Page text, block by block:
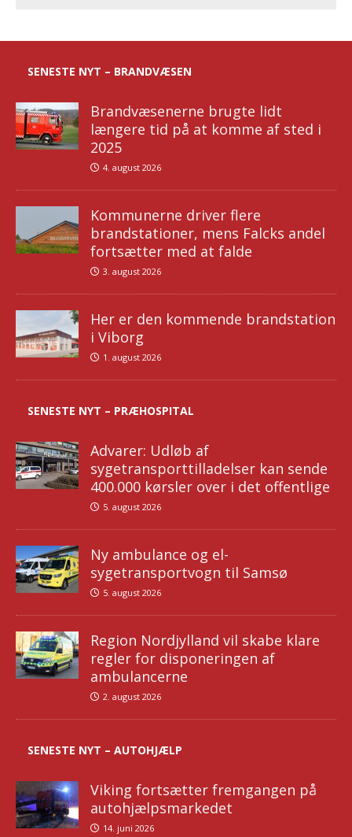
SENESTE NYT – BRANDVÆSEN
Brandvæsenerne brugte lidt
længere tid på at komme af sted i
2025
4. august 2026
Kommunerne driver flere
brandstationer, mens Falcks andel
fortsætter med at falde
3. august 2026
Her er den kommende brandstation
i Viborg
1. august 2026
SENESTE NYT – PRÆHOSPITAL
Advarer: Udløb af
sygetransporttilladelser kan sende
400.000 kørsler over i det offentlige
5. august 2026
Ny ambulance og el-
sygetransportvogn til Samsø
5. august 2026
Region Nordjylland vil skabe klare
regler for disponeringen af
ambulancerne
2. august 2026
SENESTE NYT – AUTOHJÆLP
Viking fortsætter fremgangen på
autohjælpsmarkedet
14. juni 2026